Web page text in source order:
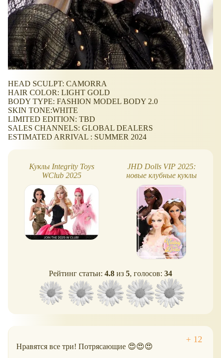
HEAD SCULPT: CAMORRA
HAIR COLOR: LIGHT GOLD
BODY TYPE: FASHION MODEL BODY 2.0
SKIN TONE:WHITE
LIMITED EDITION: TBD
SALES CHANNELS: GLOBAL DEALERS
ESTIMATED ARRIVAL : SUMMER 2024
Куклы Integrity Toys
WClub 2025
JHD Dolls VIP 2025:
новые клубные куклы
Рейтинг статьи: 4.8 из 5, голосов: 34
Нравятся все три! Потрясающие 😍😍😍